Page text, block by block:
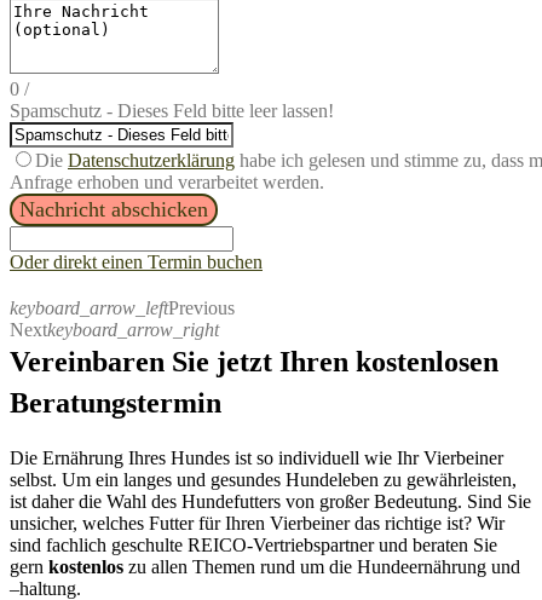
0 /
Spamschutz - Dieses Feld bitte leer lassen!
Die Datenschutzerklärung habe ich gelesen und stimme zu, dass
Anfrage erhoben und verarbeitet werden.
Nachricht abschicken
Oder direkt einen Termin buchen
keyboard_arrow_leftPrevious
Nextkeyboard_arrow_right
Vereinbaren Sie jetzt Ihren kostenlosen
Beratungstermin
Die Ernährung Ihres Hundes ist so individuell wie Ihr Vierbeiner
selbst. Um ein langes und gesundes Hundeleben zu gewährleisten,
ist daherdie Wahl des Hundefutters von großer Bedeutung. Sind Sie
unsicher, welches Futter für Ihren Vierbeinerdas richtige ist? Wir
sind fachlich geschulte REICO-Vertriebspartnerund beraten Sie
gern kostenlos zu allen Themen rund um die Hundeernährung und
–haltung.